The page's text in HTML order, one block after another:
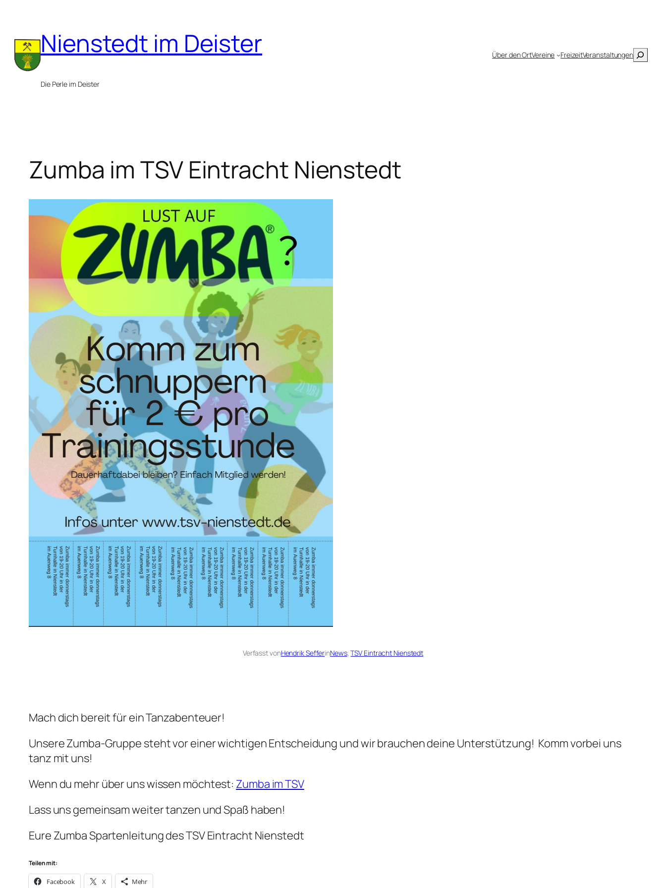
springenNienstedt im Deister
Die Perle im Deister
Über den OrtVereine FreizeitVeranstaltungen Suchen
Zumba im TSV Eintracht Nienstedt
Verfasst vonHendrik SefferinNews, TSV Eintracht Nienstedt
Mach dich bereit für ein Tanzabenteuer!
Unsere Zumba-Gruppe steht vor einer wichtigen Entscheidung und wir brauchen deine Unterstützung! Komm vorbei uns
tanz mit uns!
Wenn du mehr über uns wissen möchtest: Zumba im TSV
Lass uns gemeinsam weiter tanzen und Spaß haben!
Eure Zumba Spartenleitung des TSV Eintracht Nienstedt
Teilen mit:
Facebook X Mehr